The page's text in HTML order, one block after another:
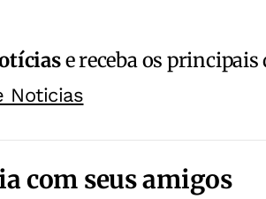
e receba os principais
Noticias
com seus amigos